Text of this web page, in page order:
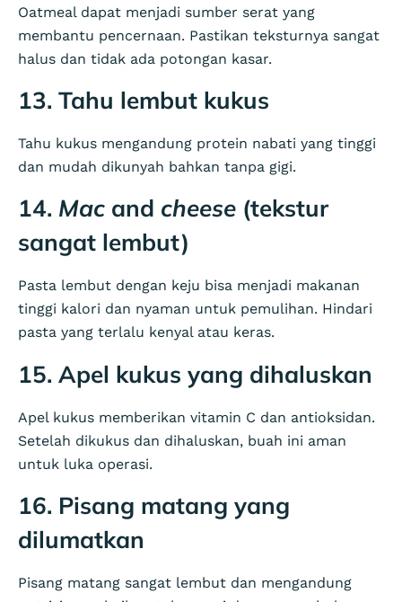
Oatmeal dapat menjadi sumber serat yang
membantu pencernaan. Pastikan teksturnya sangat
halus dan tidak ada potongan kasar.
13. Tahu lembut kukus
Tahu kukus mengandung protein nabati yang tinggi
dan mudah dikunyah bahkan tanpa gigi.
14. Mac and cheese (tekstur
sangat lembut)
Pasta lembut dengan keju bisa menjadi makanan
tinggi kalori dan nyaman untuk pemulihan. Hindari
pasta yang terlalu kenyal atau keras.
15. Apel kukus yang dihaluskan
Apel kukus memberikan vitamin C dan antioksidan.
Setelah dikukus dan dihaluskan, buah ini aman
untuk luka operasi.
16. Pisang matang yang
dilumatkan
Pisang matang sangat lembut dan mengandung